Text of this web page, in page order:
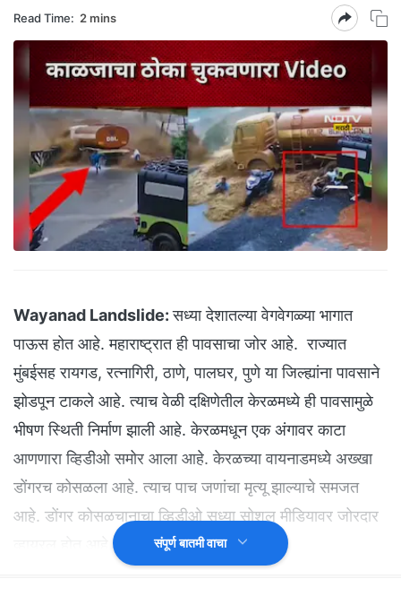
Read Time: 2 mins
Wayanad Landslide:सध्या देशातल्या वेगवेगळ्या भागात
पाऊस होत आहे. महाराष्ट्रात ही पावसाचा जोर आहे. राज्यात
मुंबईसह रायगड, रत्नागिरी, ठाणे, पालघर, पुणे या जिल्ह्यांना पावसाने
झोडपून टाकले आहे. त्याच वेळी दक्षिणेतील केरळमध्ये ही पावसामुळे
भीषण स्थिती निर्माण झाली आहे. केरळमधून एक अंगावर काटा
आणणारा व्हिडीओ समोर आला आहे. केरळच्या वायनाडमध्ये अख्खा
डोंगरच कोसळला आहे. त्याच पाच जणांचा मृत्यू झाल्याचे समजत
आहे. डोंगर कोसळचानाचा व्हिडीओ सध्या सोशल मीडियावर जोरदार
व्हायरल होत आहे.
संपूर्ण बातमी वाचा